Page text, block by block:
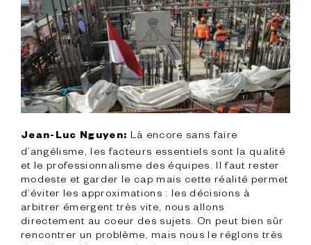
Jean-Luc Nguyen: Là encore sans faire
d’angélisme, les facteurs essentiels sont la qualité
et le professionnalisme des équipes. Il faut rester
modeste et garder le cap mais cette réalité permet
d’éviter les approximations : les décisions à
arbitrer émergent très vite, nous allons
directement au coeur des sujets. On peut bien sûr
rencontrer un problème, mais nous le réglons très